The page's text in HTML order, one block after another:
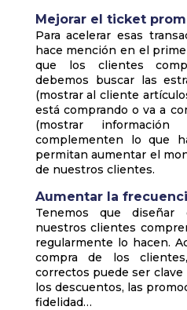
Mejorar el ticket
Para acelerar esas
hace mención en el
que los clientes
debemos buscar las
(mostrar al cliente
está comprando o va a
(mostrar
complementen lo que
permitan aumentar el
de nuestros clientes.
Aumentar la
Tenemos que diseñar
nuestros clientes
regularmente lo hacen.
compra de los
correctos puede ser
los descuentos, las
fidelidad…